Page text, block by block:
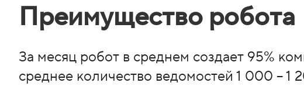
Преимущество робота
За месяц робот в среднем создает 95%
среднее количество ведомостей 1 000 – 1